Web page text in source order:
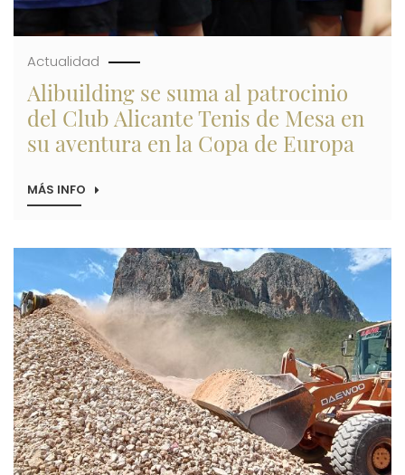
Actualidad
Alibuilding se suma al patrocinio
del Club Alicante Tenis de Mesa en
su aventura en la Copa de Europa
MÁS INFO SOBRE
AL
PATROCINIO
DEL
CLUB
ALICANTE
TENIS
DE
MESA
EN
SU
AVENTURA
EN
LA
COPA
DE
EUROPA